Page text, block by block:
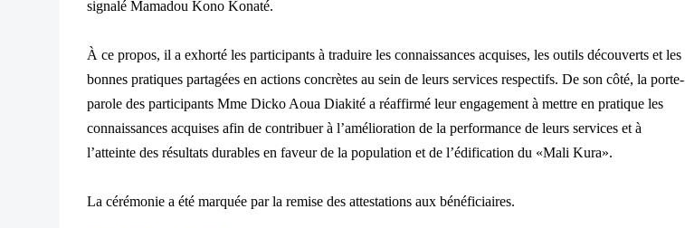
signalé Mamadou Kono Konaté.
À ce propos, il a exhorté les participants à traduire les connaissances acquises, les outils découverts et les
bonnes pratiques partagées en actions concrètes au sein de leurs services respectifs. De son côté, la porte-
parole des participants Mme Dicko Aoua Diakité a réaffirmé leur engagement à mettre en pratique les
connaissances acquises afin de contribuer à l’amélioration de la performance de leurs services et à
l’atteinte des résultats durables en faveur de la population et de l’édification du «Mali Kura».
La cérémonie a été marquée par la remise des attestations aux bénéficiaires.